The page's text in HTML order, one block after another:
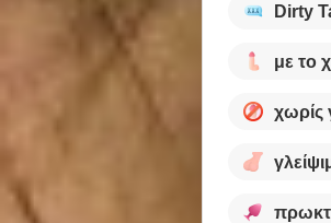
Dirty
με το
χωρίς